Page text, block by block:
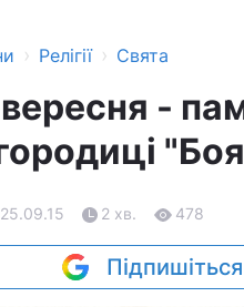
› Релігії › Свята
-
2 хв. 478